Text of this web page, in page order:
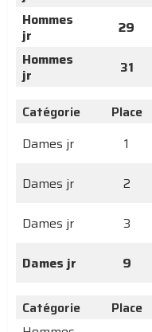
Hommes
jr
29
Hommes
jr
31
Catégorie Place
Dames jr
1
Dames jr
2
Dames jr
3
Dames jr
9
Catégorie Place